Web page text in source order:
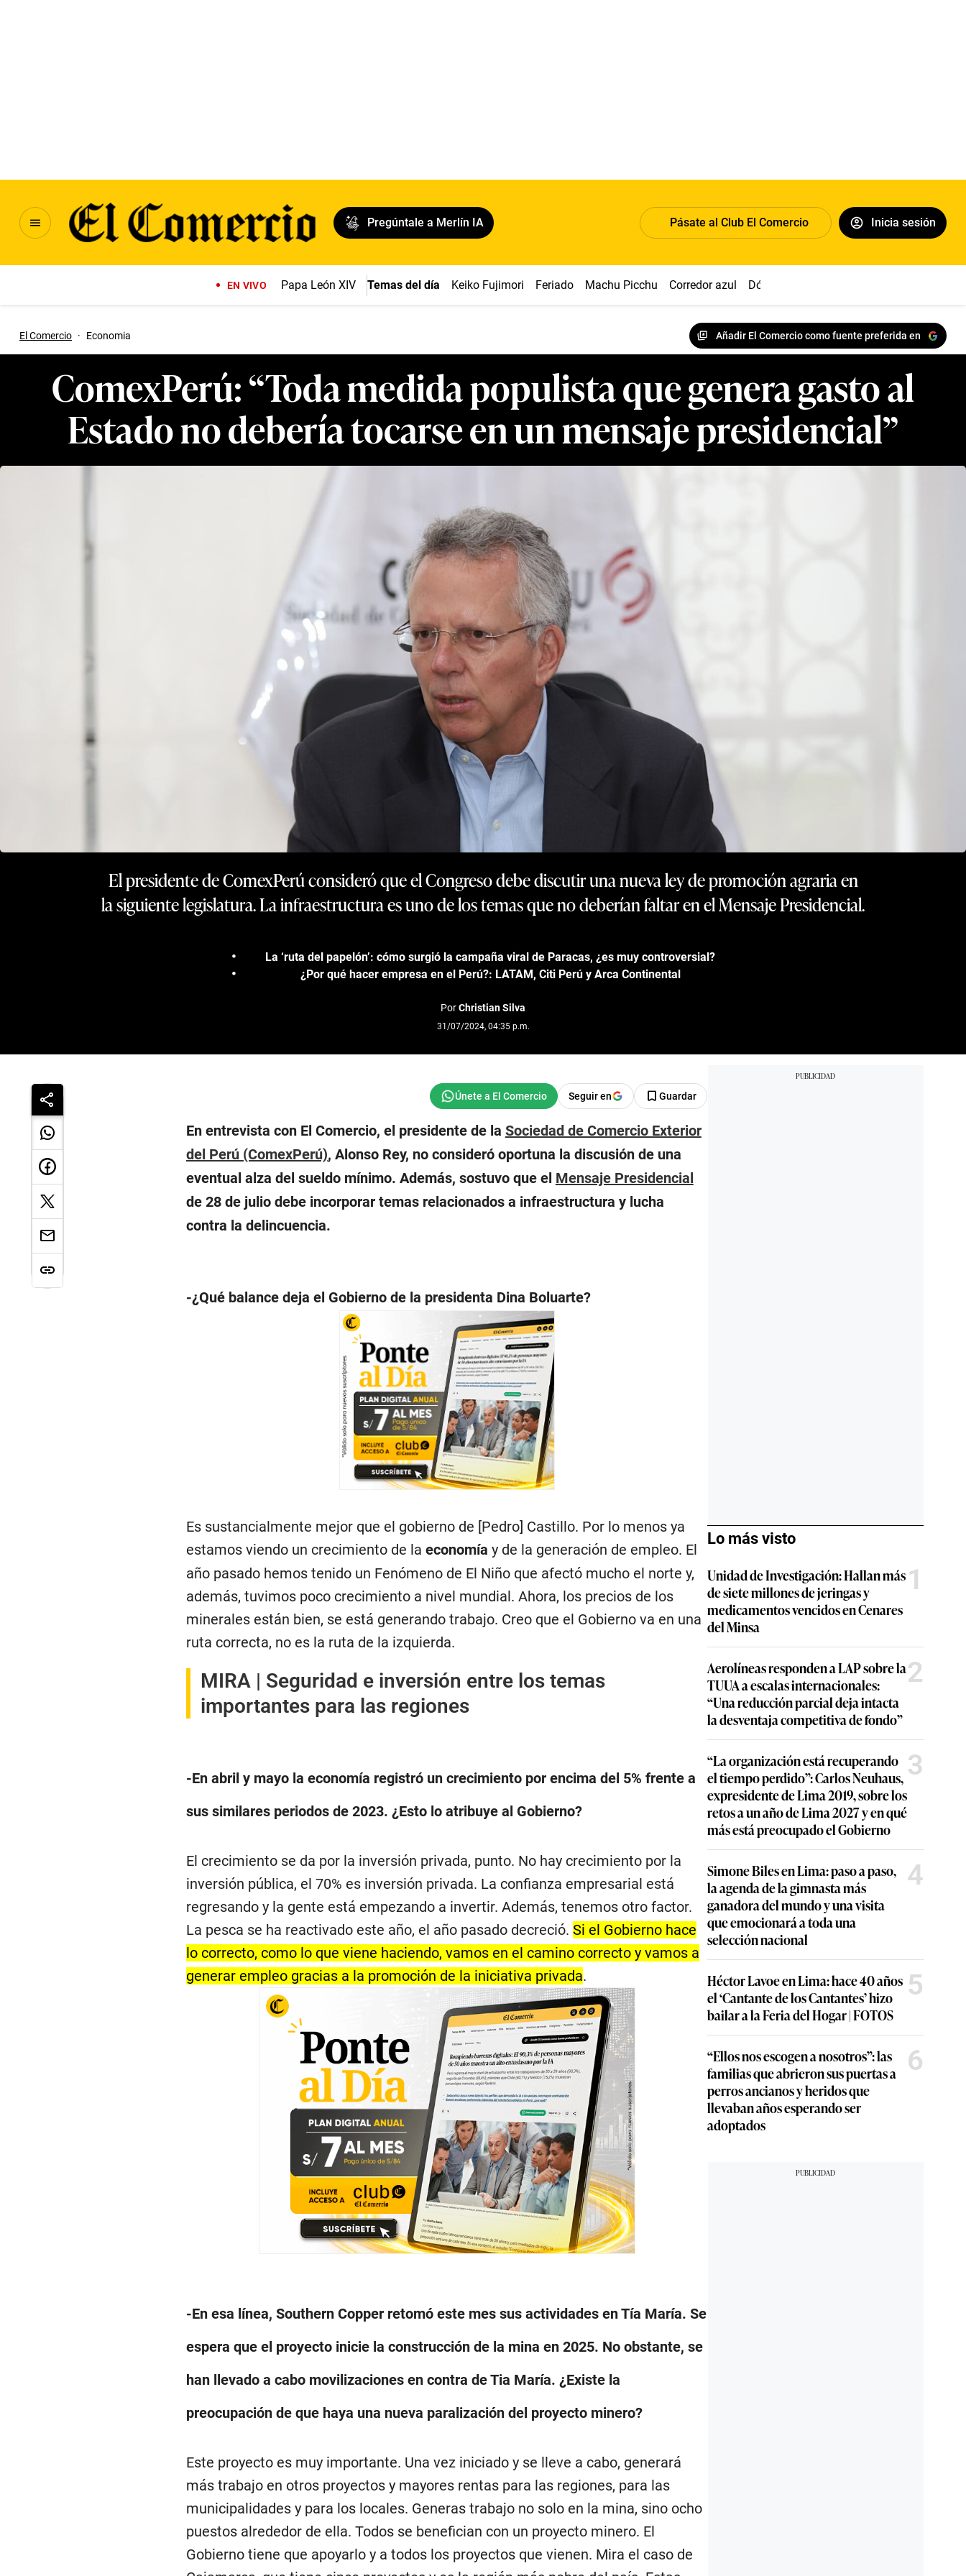
Pregúntale a Merlín IA Pásate al Club El Comercio Inicia sesión
EN VIVO Papa León XIV Temas del día Keiko Fujimori Feriado Machu Picchu Corredor azul Dólar
El Comercio · Economia Añadir El Comercio como fuente preferida en
ComexPerú: “Toda medida populista que genera gasto al
Estado no debería tocarse en un mensaje presidencial”
El presidente de ComexPerú consideró que el Congreso debe discutir una nueva ley de promoción agraria en
la siguiente legislatura. La infraestructura es uno de los temas que no deberían faltar en el Mensaje Presidencial.
La ‘ruta del papelón’: cómo surgió la campaña viral de Paracas, ¿es muy controversial?
¿Por qué hacer empresa en el Perú?: LATAM, Citi Perú y Arca Continental
PorChristian Silva
31/07/2024, 04:35 p.m.
Seguir en Guardar
En entrevista con El Comercio, el presidente de la Sociedad de Comercio Exterior
del Perú (ComexPerú), Alonso Rey, no consideró oportuna la discusión de una
eventual alza del sueldo mínimo. Además, sostuvo que el Mensaje Presidencial
de 28 de julio debe incorporar temas relacionados a infraestructura y lucha
contra la delincuencia.
-¿Qué balance deja el Gobierno de la presidenta Dina Boluarte?
Es sustancialmente mejor que el gobierno de [Pedro] Castillo. Por lo menos ya
estamos viendo un crecimiento de la economía y de la generación de empleo. El
año pasado hemos tenido un Fenómeno de El Niño que afectó mucho el norte y,
además, tuvimos poco crecimiento a nivel mundial. Ahora, los precios de los
minerales están bien, se está generando trabajo. Creo que el Gobierno va en una
ruta correcta, no es la ruta de la izquierda.
MIRA | Seguridad e inversión entre los temas
importantes para las regiones
-En abril y mayo la economía registró un crecimiento por encima del 5% frente a
sus similares periodos de 2023. ¿Esto lo atribuye al Gobierno?
El crecimiento se da por la inversión privada, punto. No hay crecimiento por la
inversión pública, el 70% es inversión privada. La confianza empresarial está
regresando y la gente está empezando a invertir. Además, tenemos otro factor.
La pesca se ha reactivado este año, el año pasado decreció. Si el Gobierno hace
lo correcto, como lo que viene haciendo, vamos en el camino correcto y vamos a
generar empleo gracias a la promoción de la iniciativa privada.
-En esa línea, Southern Copper retomó este mes sus actividades en Tía María. Se
espera que el proyecto inicie la construcción de la mina en 2025. No obstante, se
han llevado a cabo movilizaciones en contra de Tia María. ¿Existe la
preocupación de que haya una nueva paralización del proyecto minero?
Este proyecto es muy importante. Una vez iniciado y se lleve a cabo, generará
más trabajo en otros proyectos y mayores rentas para las regiones, para las
municipalidades y para los locales. Generas trabajo no solo en la mina, sino ocho
puestos alrededor de ella. Todos se benefician con un proyecto minero. El
Gobierno tiene que apoyarlo y a todos los proyectos que vienen. Mira el caso de
Lo más visto
Unidad de Investigación: Hallan más
de siete millones de jeringas y
medicamentos vencidos en Cenares
del Minsa
1
Aerolíneas responden a LAP sobre la
TUUA a escalas internacionales:
“Una reducción parcial deja intacta
la desventaja competitiva de fondo”
2
“La organización está recuperando
el tiempo perdido”: Carlos Neuhaus,
expresidente de Lima 2019, sobre los
retos a un año de Lima 2027 y en qué
más está preocupado el Gobierno
3
Simone Biles en Lima: paso a paso,
la agenda de la gimnasta más
ganadora del mundo y una visita
que emocionará a toda una
selección nacional
4
Héctor Lavoe en Lima: hace 40 años
el ‘Cantante de los Cantantes’ hizo
bailar a la Feria del Hogar | FOTOS
5
“Ellos nos escogen a nosotros”: las
familias que abrieron sus puertas a
perros ancianos y heridos que
llevaban años esperando ser
adoptados
6